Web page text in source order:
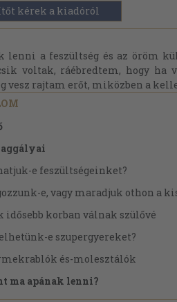
kérek a kiadóról
lenni a feszültség és az öröm
voltak, ráébredtem, hogy ha
vesz rajtam erőt, miközben a
e feszültségeinket?
e, vagy maradjuk othon a
idősebb korban válnak szülővé
e szupergyereket?
és-molesztálók
ma apának lenni?